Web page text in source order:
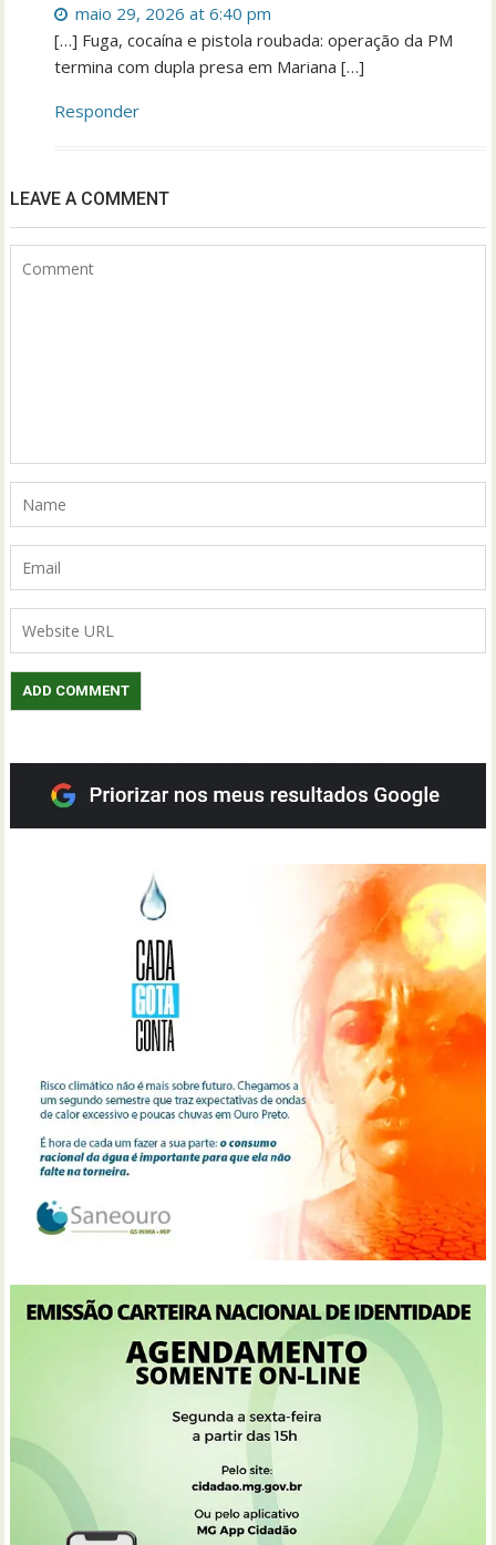
maio 29, 2026 at 6:40 pm
[…] Fuga, cocaína e pistola roubada: operação da PM
termina com dupla presa em Mariana […]
Responder
LEAVE A COMMENT